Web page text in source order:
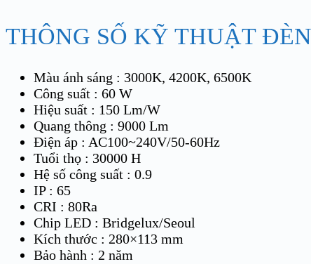
THÔNG SỐ KỸ THUẬT
Màu ánh sáng : 3000K, 4200K, 6500K
Công suất : 60 W
Hiệu suất : 150 Lm/W
Quang thông : 9000 Lm
Điện áp : AC100~240V/50-60Hz
Tuổi thọ : 30000 H
Hệ số công suất : 0.9
IP : 65
CRI : 80Ra
Chip LED : Bridgelux/Seoul
Kích thước : 280×113 mm
Bảo hành : 2 năm